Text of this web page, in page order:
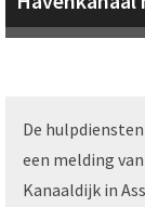
De
een melding
Kanaaldijk in